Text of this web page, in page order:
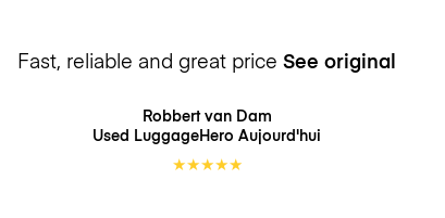
Fast, reliable and great price See original
Robbert van Dam
Used LuggageHero Aujourd'hui
★★★★★